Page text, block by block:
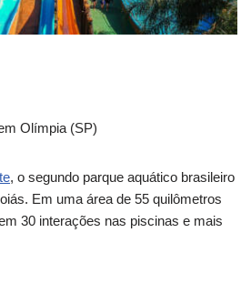
Olímpia (SP)
, o segundo parque aquático brasileiro
Em uma área de 55 quilômetros
30 interações nas piscinas e mais